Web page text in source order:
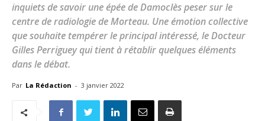
inquiets de savoir une épée de Damoclès peser sur le
centre de radiologie de Morteau. Une émotion collective
que souhaite tempérer le principal intéressé, le Docteur
Gilles Perriguey qui tient à rétablir quelques éléments
dans le débat.
Par La Rédaction - 3 janvier 2022